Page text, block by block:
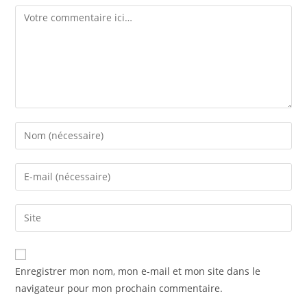
Comment
Enter
your
name
comment
Enter
your
email
address
comment
Saisir
l’URL
de
votre
(facultatif)
Enregistrer mon nom, mon e-mail et mon site dans le
navigateur pour mon prochain commentaire.